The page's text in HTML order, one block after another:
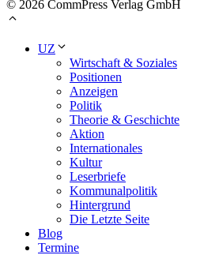
© 2026 CommPress Verlag GmbH
UZ
Wirtschaft & Soziales
Positionen
Anzeigen
Politik
Theorie & Geschichte
Aktion
Internationales
Kultur
Leserbriefe
Kommunalpolitik
Hintergrund
Die Letzte Seite
Blog
Termine